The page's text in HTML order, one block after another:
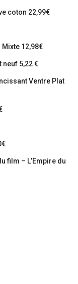
coton 22,99€
12,98€
5,22 €
Ventre Plat
film – L’Empire du